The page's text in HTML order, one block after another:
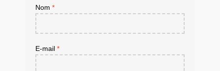
Nom *
E-mail *